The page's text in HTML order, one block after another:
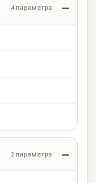
4 параметра
2 параметра